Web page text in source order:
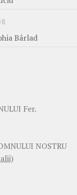
Bârlad
Fer.
NOSTRU